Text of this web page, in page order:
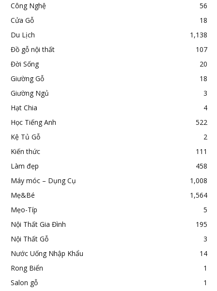
Công Nghệ
56
Cửa Gỗ
18
Du Lịch
1,138
Đồ gỗ nội thất
107
Đời Sống
20
Giường Gỗ
18
Giường Ngủ
3
Hạt Chia
4
Học Tiếng Anh
522
Kệ Tủ Gỗ
2
Kiến thức
111
Làm đẹp
458
Máy móc – Dụng Cụ
1,008
Mẹ&Bé
1,564
Mẹo-Típ
5
Nội Thất Gia Đình
195
Nội Thất Gỗ
3
Nước Uống Nhập Khẩu
14
Rong Biển
1
Salon gỗ
1